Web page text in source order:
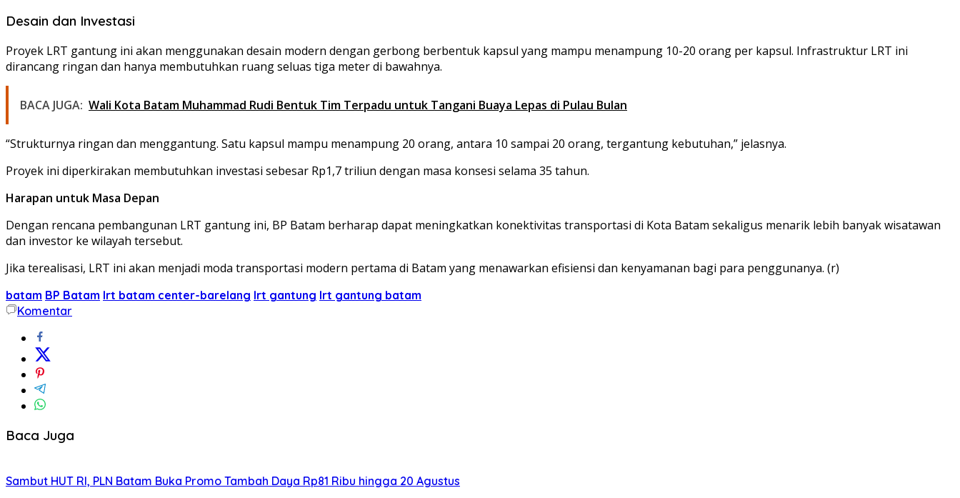
Desain dan Investasi
Proyek LRT gantung ini akan menggunakan desain modern dengan gerbong berbentuk kapsul yang mampu menampung 10-20 orang per kapsul. Infrastruktur LRT ini
dirancang ringan dan hanya membutuhkan ruang seluas tiga meter di bawahnya.
BACA JUGA: Wali Kota Batam Muhammad Rudi Bentuk Tim Terpadu untuk Tangani Buaya Lepas di Pulau Bulan
“Strukturnya ringan dan menggantung. Satu kapsul mampu menampung 20 orang, antara 10 sampai 20 orang, tergantung kebutuhan,” jelasnya.
Proyek ini diperkirakan membutuhkan investasi sebesar Rp1,7 triliun dengan masa konsesi selama 35 tahun.
Harapan untuk Masa Depan
Dengan rencana pembangunan LRT gantung ini, BP Batam berharap dapat meningkatkan konektivitas transportasi di Kota Batam sekaligus menarik lebih banyak wisatawan
dan investor ke wilayah tersebut.
Jika terealisasi, LRT ini akan menjadi moda transportasi modern pertama di Batam yang menawarkan efisiensi dan kenyamanan bagi para penggunanya. (r)
batam BP Batam lrt batam center-barelang lrt gantung lrt gantung batam
Komentar
Baca Juga
Sambut HUT RI, PLN Batam Buka Promo Tambah Daya Rp81 Ribu hingga 20 Agustus